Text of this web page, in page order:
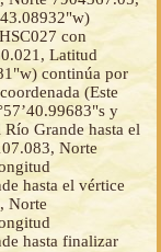
con
Latitud
continúa por
(Este
y
Grande hasta el
Norte
hasta el vértice
Norte
hasta finalizar